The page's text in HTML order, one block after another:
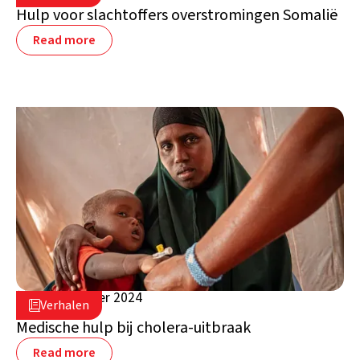
Hulp voor slachtoffers overstromingen Somalië
Read more
Verhalen
17 september 2024
Somalië
Medische hulp bij cholera-uitbraak
Read more